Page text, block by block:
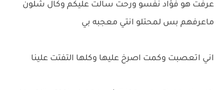
عرفت هو فؤاد نفسو ورحت سالت عليكم وكال شلون
ماعرفهم بس لمحتلو انتي معجبه بي
اني اتعصبت وكمت اصرخ عليها وكلها التفتت علينا